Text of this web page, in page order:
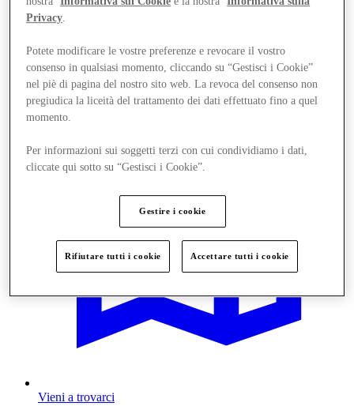
Offerte
Vieni a trovarci
Privacy.
Potete modificare le vostre preferenze e revocare il vostro
consenso in qualsiasi momento, cliccando su “Gestisci i Cookie”
nel piè di pagina del nostro sito web. La revoca del consenso non
pregiudica la liceità del trattamento dei dati effettuato fino a quel
momento.
Per informazioni sui soggetti terzi con cui condividiamo i dati,
cliccate qui sotto su “Gestisci i Cookie”.
Gestire i cookie
Rifiutare tutti i cookie Accettare tutti i cookie